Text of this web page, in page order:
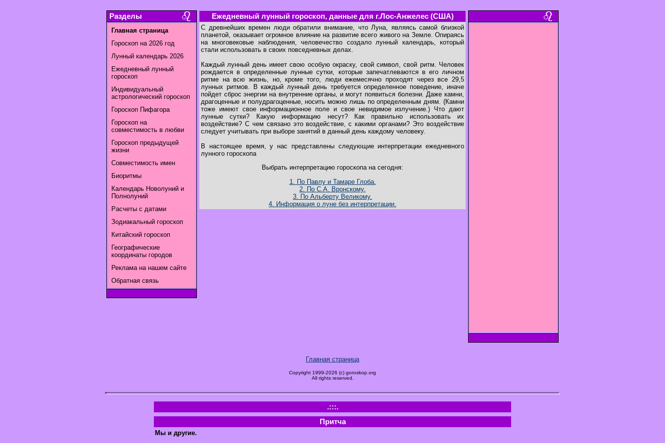
Разделы
Главная страница
Гороскоп на 2026 год
Лунный календарь 2026
Ежедневный лунный
гороскоп
Индивидуальный
астрологический гороскоп
Гороскоп Пифагора
Гороскоп на
совместимость в любви
Гороскоп предыдущей
жизни
Совместимость имен
Биоритмы
Календарь Новолуний и
Полнолуний
Расчеты с датами
Зодиакальный гороскоп
Китайский гороскоп
Географические
координаты городов
Реклама на нашем сайте
Обратная связь
Ежедневный лунный гороскоп, данные для г.Лос-Анжелес (США)
С древнейших времен люди обратили внимание, что Луна, являясь самой близкой
планетой, оказывает огромное влияние на развитие всего живого на Земле. Опираясь
на многовековые наблюдения, человечество создало лунный календарь, который
стали использовать в своих повседневных делах.
Каждый лунный день имеет свою особую окраску, свой символ, свой ритм. Человек
рождается в определенные лунные сутки, которые запечатлеваются в его личном
ритме на всю жизнь, но, кроме того, люди ежемесячно проходят через все 29,5
лунных ритмов. В каждый лунный день требуется определенное поведение, иначе
пойдет сброс энергии на внутренние органы, и могут появиться болезни. Даже камни,
драгоценные и полудрагоценные, носить можно лишь по определенным дням. (Камни
тоже имеют свое информационное поле и свое невидимое излучение.) Что дают
лунные сутки? Какую информацию несут? Как правильно использовать их
воздействие? С чем связано это воздействие, с какими органами? Это воздействие
следует учитывать при выборе занятий в данный день каждому человеку.
В настоящее время, у нас представлены следующие интерпретации ежедневного
лунного гороскопа
Выбрать интерпретацию гороскопа на сегодня:
1. По Павлу и Тамаре Глоба.
2. По С.А. Вронскому.
3. По Альберту Великому.
4. Информация о луне без интерпретации.
Главная страница
Copyright 1999-2026 (c) goroskop.org
All rights reserved.
.:::.
Притча
Мы и другие.